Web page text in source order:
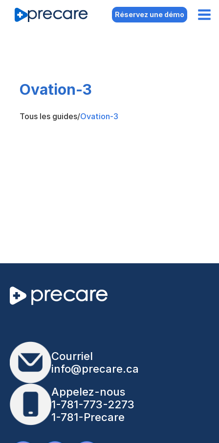
Réservez une démo
Ovation-3
Tous les guides/Ovation-3
Courriel
info@precare.ca
Appelez-nous
1-781-773-2273
1-781-Precare